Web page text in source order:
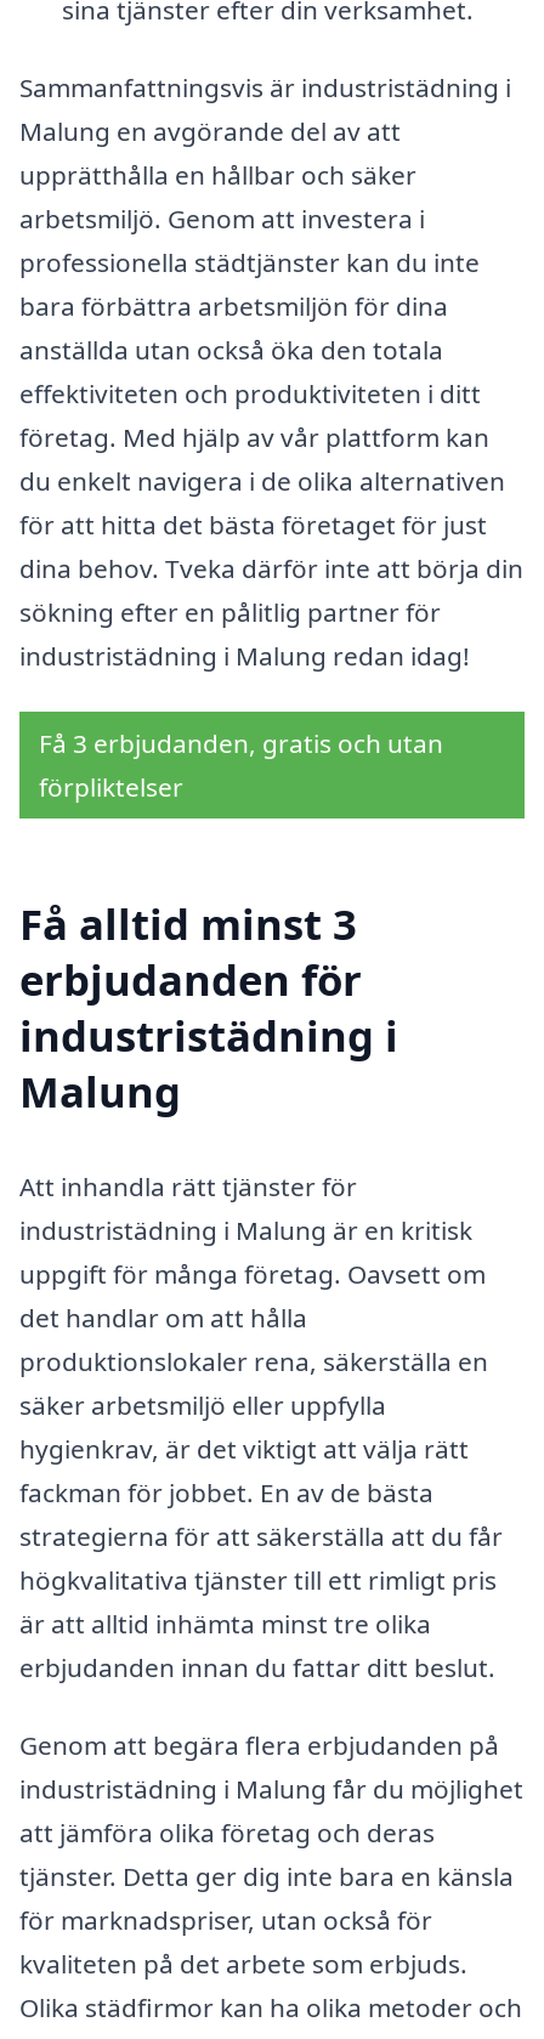
sina tjänster efter din verksamhet.
Sammanfattningsvis är industristädning i
Malung en avgörande del av att
upprätthålla en hållbar och säker
arbetsmiljö. Genom att investera i
professionella städtjänster kan du inte
bara förbättra arbetsmiljön för dina
anställda utan också öka den totala
effektiviteten och produktiviteten i ditt
företag. Med hjälp av vår plattform kan
du enkelt navigera i de olika alternativen
för att hitta det bästa företaget för just
dina behov. Tveka därför inte att börja din
sökning efter en pålitlig partner för
industristädning i Malung redan idag!
Få 3 erbjudanden, gratis och utan
förpliktelser
Få alltid minst 3
erbjudanden för
industristädning i
Malung
Att inhandla rätt tjänster för
industristädning i Malung är en kritisk
uppgift för många företag. Oavsett om
det handlar om att hålla
produktionslokaler rena, säkerställa en
säker arbetsmiljö eller uppfylla
hygienkrav, är det viktigt att välja rätt
fackman för jobbet. En av de bästa
strategierna för att säkerställa att du får
högkvalitativa tjänster till ett rimligt pris
är att alltid inhämta minst tre olika
erbjudanden innan du fattar ditt beslut.
Genom att begära flera erbjudanden på
industristädning i Malung får du möjlighet
att jämföra olika företag och deras
tjänster. Detta ger dig inte bara en känsla
för marknadspriser, utan också för
kvaliteten på det arbete som erbjuds.
Olika städfirmor kan ha olika metoder och